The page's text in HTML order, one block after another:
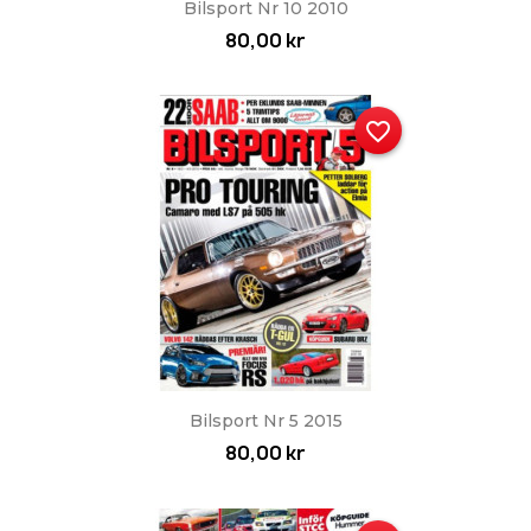
Bilsport Nr 10 2010
80,00 kr
Bilsport Nr 5 2015
80,00 kr
favorite_border